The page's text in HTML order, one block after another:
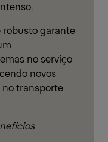
robusto garante
no serviço
novos
no transporte